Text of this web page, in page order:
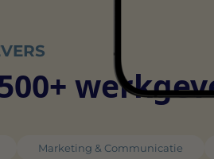
Marketing & Communicatie